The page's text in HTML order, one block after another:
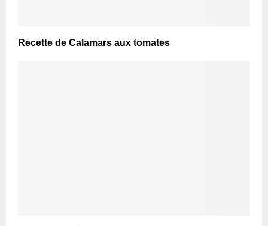
Recette de Calamars aux tomates